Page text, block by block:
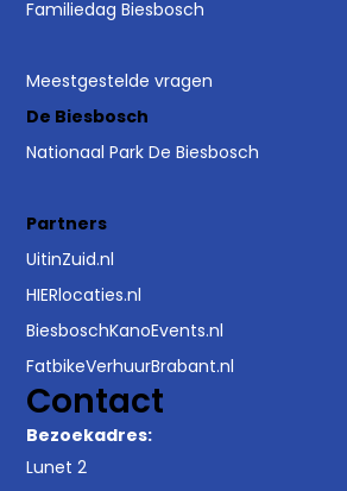
Familiedag Biesbosch
Meestgestelde vragen
De Biesbosch
Nationaal Park De Biesbosch
Partners
UitinZuid.nl
HIERlocaties.nl
BiesboschKanoEvents.nl
FatbikeVerhuurBrabant.nl
Contact
Bezoekadres:
Lunet 2